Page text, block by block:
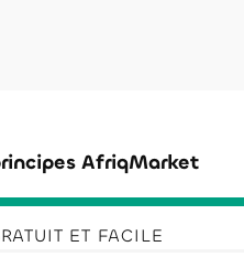
AfriqMarket
ET FACILE